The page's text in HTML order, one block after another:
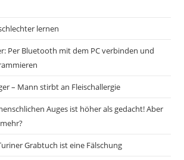
lernen
Per Bluetooth mit dem PC verbinden und
– Mann stirbt an Fleischallergie
Auges ist höher als gedacht! Aber
Grabtuch ist eine Fälschung